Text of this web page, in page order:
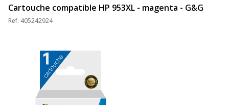
Cartouche compatible HP 953XL - magenta - G&G
Ref. 405242924